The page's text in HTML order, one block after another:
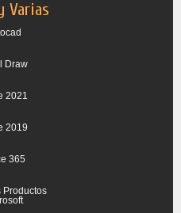
Varias
Draw
2021
2019
365
Productos